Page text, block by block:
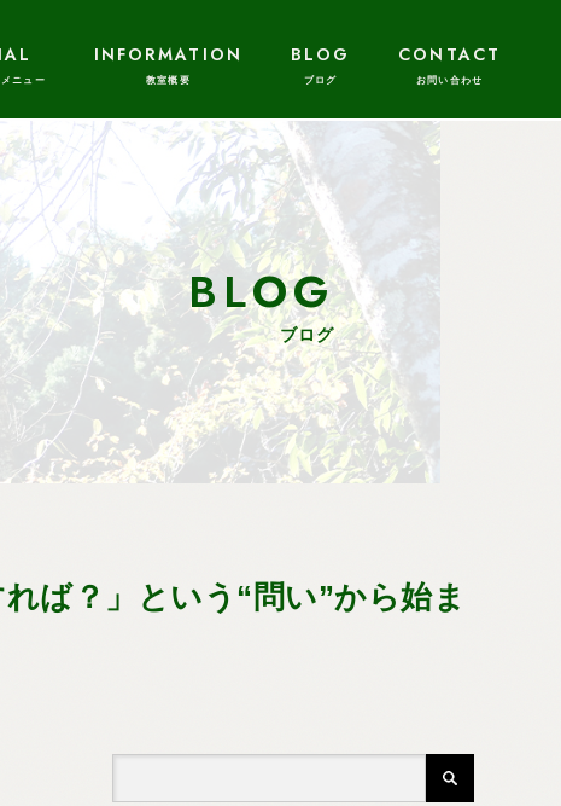
INFORMATION BLOG CONTACT
BLOG
ブログ
ば？」という“問い”から始ま